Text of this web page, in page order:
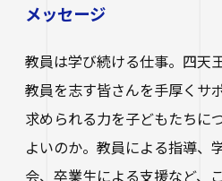
メッセージ
教員は学び続ける仕事。四天
教員を志す皆さんを手厚くサ
求められる力を子どもたちに
よいのか。教員による指導、
会、卒業生による支援など、